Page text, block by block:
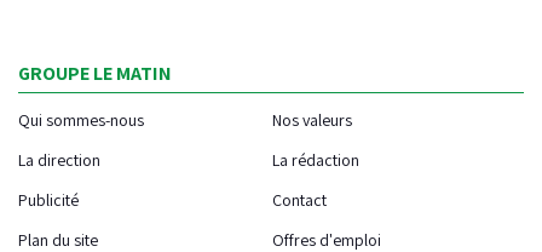
GROUPE LE MATIN
Qui sommes-nous
Nos valeurs
La direction
La rédaction
Publicité
Contact
Plan du site
Offres d'emploi